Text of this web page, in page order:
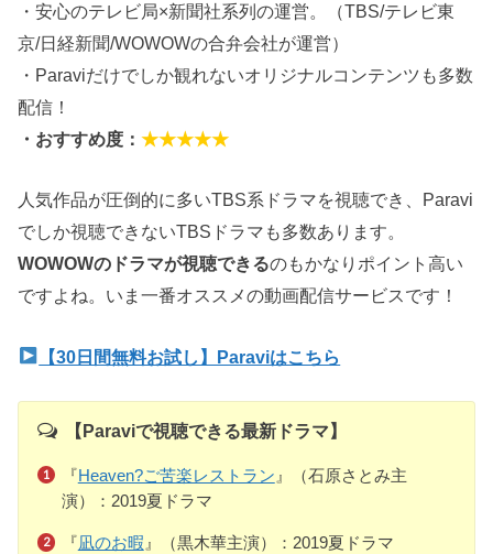
・安心のテレビ局×新聞社系列の運営。（TBS/テレビ東
京/日経新聞/WOWOWの合弁会社が運営）
・Paraviだけでしか観れないオリジナルコンテンツも多数
配信！
・おすすめ度：★★★★★
人気作品が圧倒的に多いTBS系ドラマを視聴でき、Paravi
でしか視聴できないTBSドラマも多数あります。
WOWOWのドラマが視聴できるのもかなりポイント高い
ですよね。いま一番オススメの動画配信サービスです！
【30日間無料お試し】Paraviはこちら
【Paraviで視聴できる最新ドラマ】
『Heaven?ご苦楽レストラン 』（石原さとみ主
演）：2019夏ドラマ
『凪のお暇』（黒木華主演）：2019夏ドラマ